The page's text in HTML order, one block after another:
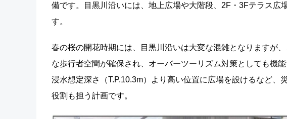
備です。目黒川沿いには、地上広場や大階段、2F・3Fテラス広
す。
春の桜の開花時期には、目黒川沿いは大変な混雑となりますが
な歩行者空間が確保され、オーバーツーリズム対策としても機
浸水想定深さ（T.P.10.3m）より高い位置に広場を設けるなど、
役割も担う計画です。